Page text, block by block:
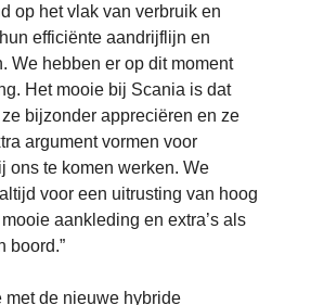
op het vlak van verbruik en
efficiënte aandrijflijn en
We hebben er op dit moment
Het mooie bij Scania is dat
bijzonder appreciëren en ze
argument vormen voor
ons te komen werken. We
voor een uitrusting van hoog
aankleding en extra’s als
boord.”
met de nieuwe hybride